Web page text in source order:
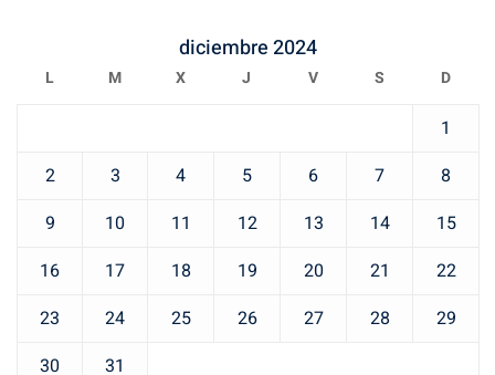
diciembre 2024
L M X J V S D
1
2
3 4 5 6 7
8
9
10 11 12 13 14
15
16
17 18 19 20 21
22
23
24 25 26 27 28
29
30
31